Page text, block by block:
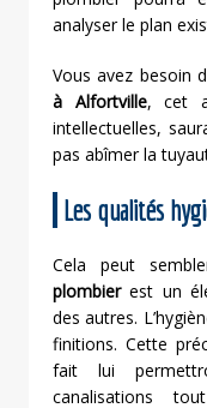
analyser le plan
Vous avez besoin
à Alfortville, cet
intellectuelles,
pas abîmer la
Les qualités
Cela peut
plombierest un
des autres.
finitions. Cette
fait lui
canalisations